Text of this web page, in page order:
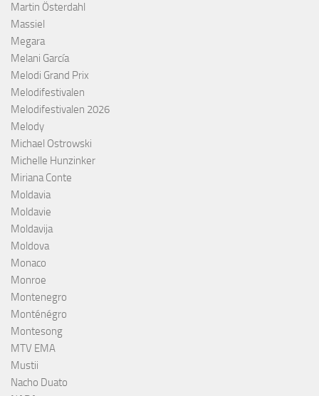
Martin Österdahl
Massiel
Megara
Melani García
Melodi Grand Prix
Melodifestivalen
Melodifestivalen 2026
Melody
Michael Ostrowski
Michelle Hunzinker
Miriana Conte
Moldavia
Moldavie
Moldavija
Moldova
Monaco
Monroe
Montenegro
Monténégro
Montesong
MTV EMA
Mustii
Nacho Duato